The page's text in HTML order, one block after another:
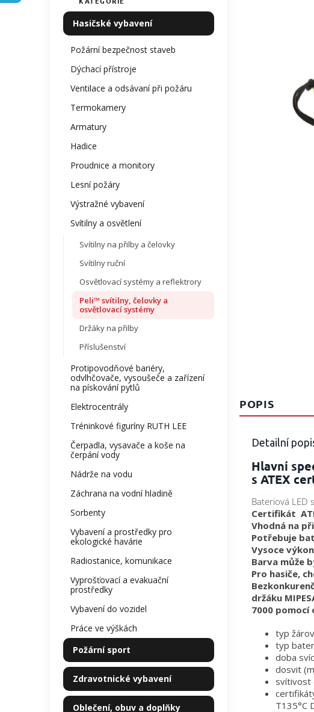
Přeskočit
kategorie
Hasičské vybavení
Požární bezpečnost staveb
Dýchací přístroje
Ventilace a odsávaní při požáru
Termokamery
Armatury
Hadice
Proudnice a monitory
Lesní požáry
Výstražné vybavení
Svítilny a osvětlení
Svítilny na přilby a čelovky
Svítilny ruční
Osvětlovací systémy a reflektrory
Peli™ svítilny, čelovky a
osvětlovací systémy
Držáky na přilby
Příslušenství
Protipovodňové bariéry,
odvlhčovače, vysoušeče a zařízení
na pískování pytlů
Elektrocentrály
Tréninkové figuríny RUTH LEE
Čerpadla, vysavače a koše na
čerpání vody
Nádrže na vodu
Záchrana na vodní hladině
Sorbenty
Vybavení a prostředky pro
ekologické havárie
Radiostanice, komunikace
Vyprošťovací a evakuační
prostředky
Vybavení do vozidel
Práce ve výškách
Požární sport
Zdravotnické vybavení
Oblečení, obuv a doplňky
POPIS
Detailní
Hlavní
s ATEX
Bateriová LED
Certifikát
Vhodná na
Potřebuje
Vysoce
Barva může
Pro hasiče,
držáku
7000 pomocí
typ
typ
doba
dosvit
svítivost
T135°C